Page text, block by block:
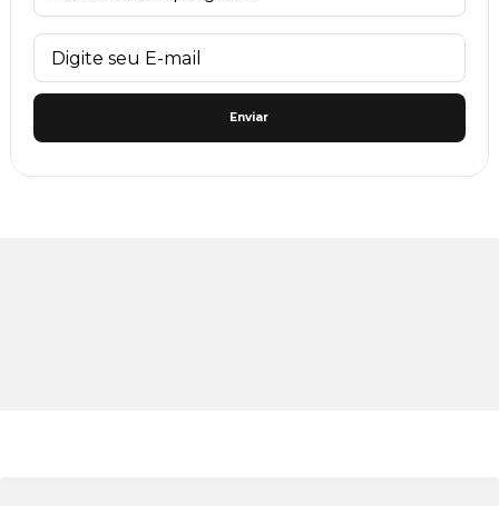
Enviar